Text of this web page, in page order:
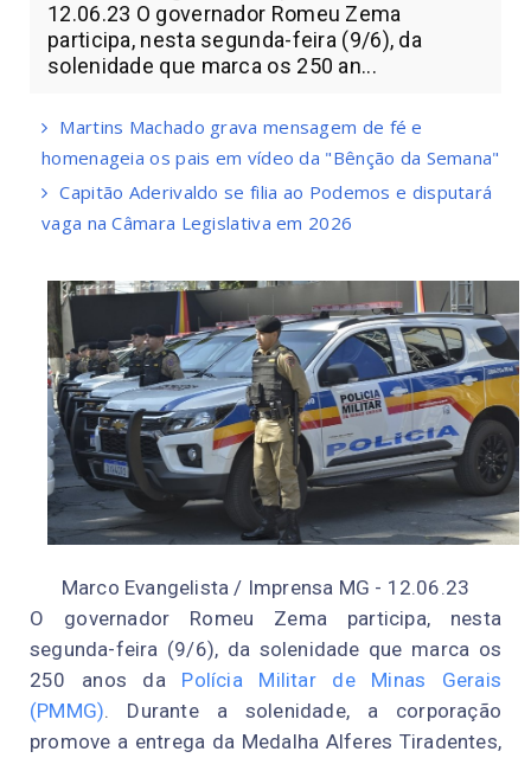
12.06.23 O governador Romeu Zema
participa, nesta segunda-feira (9/6), da
solenidade que marca os 250 an...
Martins Machado grava mensagem de fé e
homenageia os pais em vídeo da "Bênção da Semana"
Capitão Aderivaldo se filia ao Podemos e disputará
vaga na Câmara Legislativa em 2026
Marco Evangelista / Imprensa MG - 12.06.23
O governador Romeu Zema participa, nesta
segunda-feira (9/6), da solenidade que marca os
250 anos da Polícia Militar de Minas Gerais
(PMMG). Durante a solenidade, a corporação
promove a entrega da Medalha Alferes Tiradentes,